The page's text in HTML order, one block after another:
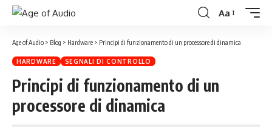
Aa
Age of Audio > Blog > Hardware > Principi di funzionamento di un processore di dinamica
HARDWARE SEGNALI DI CONTROLLO
Principi di funzionamento di un
processore di dinamica